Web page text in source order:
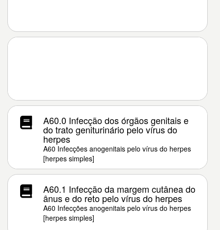
A60.0 Infecção dos órgãos genitais e
do trato geniturinário pelo vírus do
herpes
A60 Infecções anogenitais pelo vírus do herpes
[herpes simples]
A60.1 Infecção da margem cutânea do
ânus e do reto pelo vírus do herpes
A60 Infecções anogenitais pelo vírus do herpes
[herpes simples]